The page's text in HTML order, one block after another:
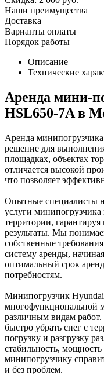
Наши преимущества
Доставка
Варианты оплаты
Порядок работы
Описание
Технические
Аренда мини-
HSL650-7A в
Аренда
решение для
площадках, объектах
отличается высокой
что позволяет
Опытные специалисты
услуги минипогрузчика
территории,
результаты. Мы
собственные
систему аренды,
оптимальный срок
потребностям.
Минипогрузчик
многофункциональной
различным видам
быстро убрать снег с
погрузку и разгрузку
стабильность,
минипогрузчику
и без проблем.